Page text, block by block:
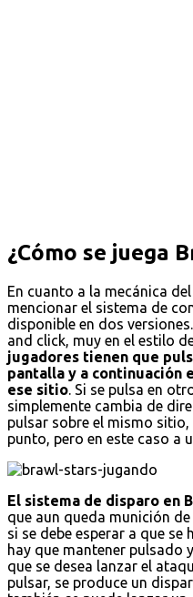
¿Cómo se juega
En cuanto a la mecánica
mencionar el sistema de
disponible en dos
and click, muy en el estilo
jugadores tienen que
pantalla y a continuación
ese sitio. Si se pulsa en
simplemente cambia de
pulsar sobre el mismo sitio,
punto, pero en este caso a
El sistema de disparo en
que aun queda munición
si se debe esperar a que
hay que mantener pulsado
que se desea lanzar el
pulsar, se produce un